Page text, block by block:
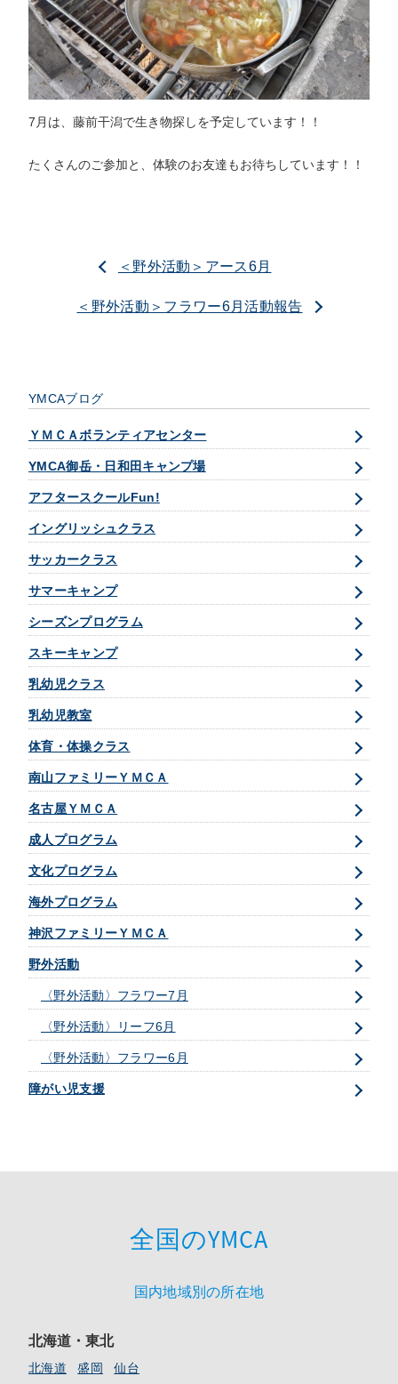
YMCAブログ
ＹＭＣＡボランティアセンター
YMCA御岳・日和田キャンプ場
アフタースクールFun!
イングリッシュクラス
サッカークラス
サマーキャンプ
シーズンプログラム
スキーキャンプ
乳幼児クラス
乳幼児教室
体育・体操クラス
南山ファミリーＹＭＣＡ
名古屋ＹＭＣＡ
成人プログラム
文化プログラム
海外プログラム
神沢ファミリーＹＭＣＡ
野外活動
〈野外活動〉フラワー7月
〈野外活動〉リーフ6月
〈野外活動〉フラワー6月
障がい児支援
7月は、藤前干潟で生き物探しを予定しています！！
たくさんのご参加と、体験のお友達もお待ちしています！！
＜野外活動＞アース6月
＜野外活動＞フラワー6月活動報告
全国のYMCA
国内地域別の所在地
北海道・東北
北海道 盛岡 仙台